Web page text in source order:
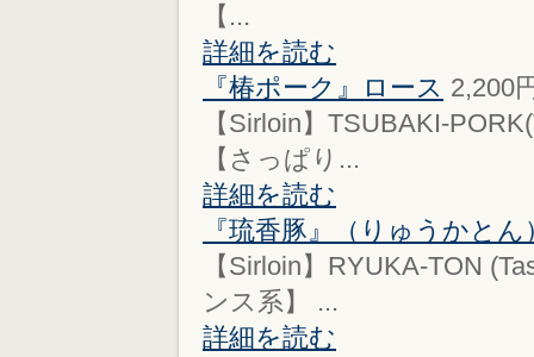
【...
詳細を読む
『椿ポーク』ロース 2,200
【Sirloin】TSUBAKI-
【さっぱり...
詳細を読む
『琉香豚』（りゅうかと
【Sirloin】RYUKA-TON
ンス系】 ...
詳細を読む